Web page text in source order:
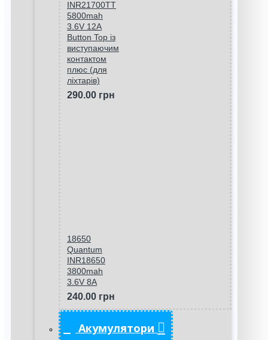
INR21700TT
5800mah
3.6V 12A
Button Top із
виступаючим
контактом
плюс (для
ліхтарів)
290.00 грн
18650
Quantum
INR18650
3800mah
3.6V 8A
240.00 грн
Акумулятори